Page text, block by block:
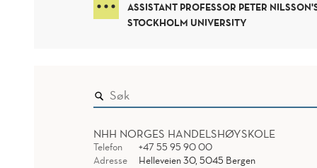
ASSISTANT PROFESSOR PETER
STOCKHOLM UNIVERSITY
NHH NORGES HANDELSHØYSKOLE
Telefon
+47 55 95 90 00
Adresse
Helleveien 30, 5045 Bergen